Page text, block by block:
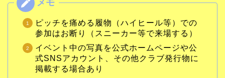
ピッチを痛める履物（ハイヒール等）での
参加はお断り（スニーカー等で来場する）
イベント中の写真を公式ホームページや公
式SNSアカウント、その他クラブ発行物に
掲載する場合あり